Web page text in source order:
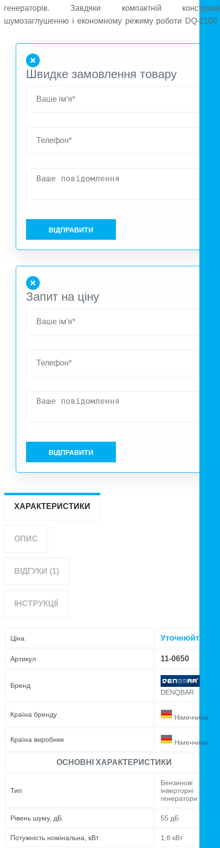
генераторів. Завдяки компактній
шумозаглушенню і економному режиму роботи DQ-2100
енергоживлення дома, у невеликому бізнесі або на
Вбудований дисплей спрощує моніторинг
параметрів генератора.
Швидке замовлення товару
ВІДПРАВИТИ
Запит на ціну
ВІДПРАВИТИ
ХАРАКТЕРИСТИКИ
ОПИС
ВІДГУКИ (1)
ІНСТРУКЦІЇ
Ціна Уточнюйте
Артикул 11-0650
Бренд
DENQBAR
Країна бренду Німеччина
Країна виробник Німеччина
ОСНОВНІ ХАРАКТЕРИСТИКИ
Тип
Бензинові
інверторні
генератори
Рівень шуму, дБ 55 дБ
Потужність номінальна, кВт 1,8 кВт